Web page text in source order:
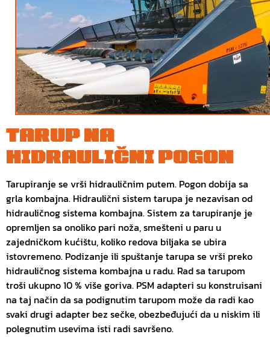
TARUP NA
HIDRAULIČNI POGON
Tarupiranje se vrši hidrauličnim putem. Pogon dobija sa
grla kombajna. Hidraulični sistem tarupa je nezavisan od
hidrauličnog sistema kombajna. Sistem za tarupiranje je
opremljen sa onoliko pari noža, smešteni u paru u
zajedničkom kućištu, koliko redova biljaka se ubira
istovremeno. Podizanje ili spuštanje tarupa se vrši preko
hidrauličnog sistema kombajna u radu. Rad sa tarupom
troši ukupno 10 % više goriva. PSM adapteri su konstruisani
na taj način da sa podignutim tarupom može da radi kao
svaki drugi adapter bez sečke, obezbeđujući da u niskim ili
polegnutim usevima isti radi savršeno.